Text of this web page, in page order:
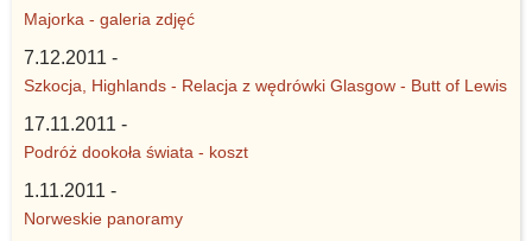
Majorka - galeria zdjęć
7.12.2011 -
Szkocja, Highlands - Relacja z wędrówki Glasgow - Butt of Lewis
17.11.2011 -
Podróż dookoła świata - koszt
1.11.2011 -
Norweskie panoramy